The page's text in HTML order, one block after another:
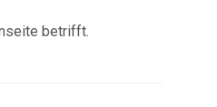
betrifft.